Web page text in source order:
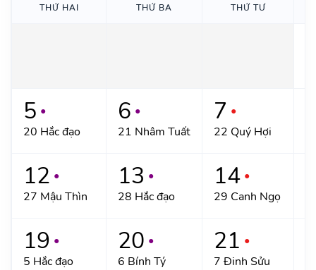
THỨ HAI THỨ BA THỨ TƯ
5 ●
20 Hắc đạo
6 ●
21 Nhâm Tuất
7 ●
22 Quý Hợi
12 ●
27 Mậu Thìn
13 ●
28 Hắc đạo
14 ●
29 Canh Ngọ
19 ●
5 Hắc đạo
20 ●
6 Bính Tý
21 ●
7 Đinh Sửu